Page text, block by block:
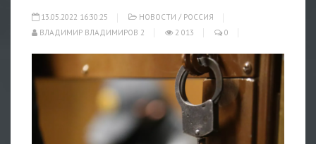
13.05.2022 16:30:25 НОВОСТИ / РОССИЯ
ВЛАДИМИР ВЛАДИМИРОВ 2
2 013 0